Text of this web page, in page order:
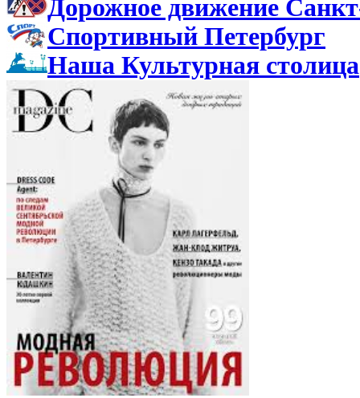
Дорожное движение
Спортивный Петербург
Наша Культурная столица